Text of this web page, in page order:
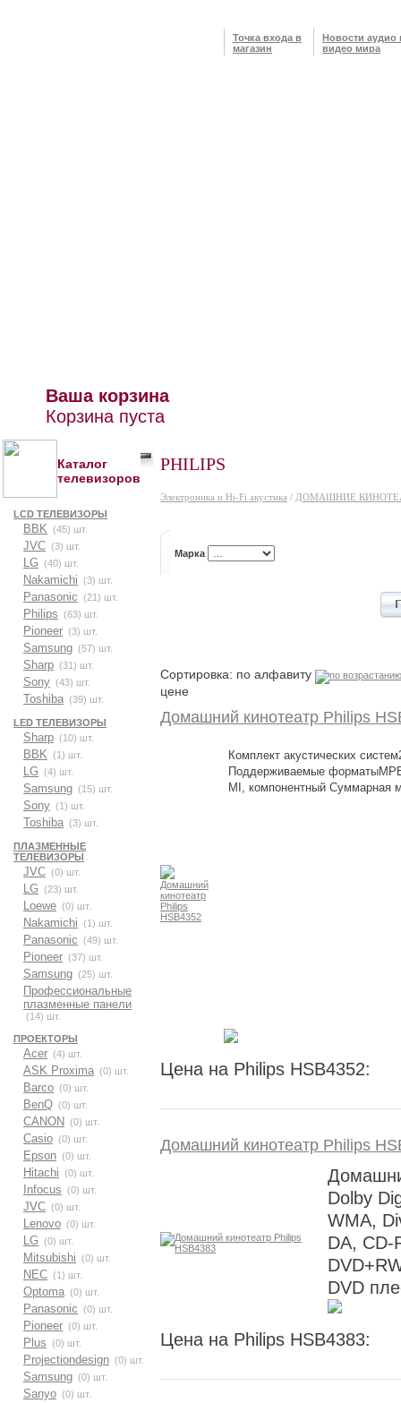
Точка входа в
магазин
Новости аудио
видео мира
Ваша корзина
Корзина пуста
Каталог
телевизоров
LCD ТЕЛЕВИЗОРЫ
BBK (45) шт.
JVC (3) шт.
LG (40) шт.
Nakamichi (3) шт.
Panasonic (21) шт.
Philips (63) шт.
Pioneer (3) шт.
Samsung (57) шт.
Sharp (31) шт.
Sony (43) шт.
Toshiba (39) шт.
LED ТЕЛЕВИЗОРЫ
Sharp (10) шт.
BBK (1) шт.
LG (4) шт.
Samsung (15) шт.
Sony (1) шт.
Toshiba (3) шт.
ПЛАЗМЕННЫЕ
ТЕЛЕВИЗОРЫ
JVC (0) шт.
LG (23) шт.
Loewe (0) шт.
Nakamichi (1) шт.
Panasonic (49) шт.
Pioneer (37) шт.
Samsung (25) шт.
Профессиональные
плазменные панели
(14) шт.
ПРОЕКТОРЫ
Acer (4) шт.
ASK Proxima (0) шт.
Barco (0) шт.
BenQ (0) шт.
CANON (0) шт.
Casio (0) шт.
Epson (0) шт.
Hitachi (0) шт.
Infocus (0) шт.
JVC (0) шт.
Lenovo (0) шт.
LG (0) шт.
Mitsubishi (0) шт.
NEC (1) шт.
Optoma (0) шт.
Panasonic (0) шт.
Pioneer (0) шт.
Plus (0) шт.
Projectiondesign (0) шт.
Samsung (0) шт.
Sanyo (0) шт.
PHILIPS
Электроника и Hi-Fi акустика / ДОМАШНИЕ
Марка
Сортировка: по алфавиту
цене
Домашний кинотеатр Philips
Комплект акустических
Поддерживаемые
MI, компонентный Суммарная
Цена на Philips HSB4352:
Домашний кинотеатр Philips
Dolby
WMA,
DA,
DVD
Цена на Philips HSB4383: